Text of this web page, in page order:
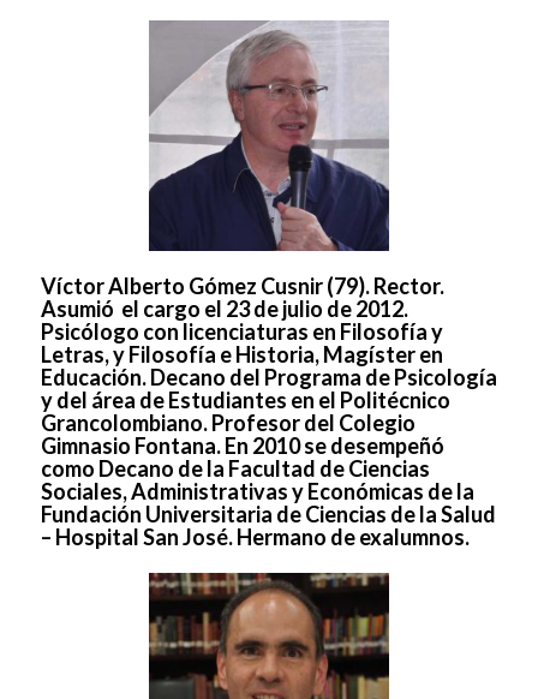
Víctor Alberto Gómez Cusnir (79). Rector.
Asumió el cargo el 23 de julio de 2012.
Psicólogo con licenciaturas en Filosofía y
Letras, y Filosofía e Historia, Magíster en
Educación. Decano del Programa de Psicología
y del área de Estudiantes en el Politécnico
Grancolombiano. Profesor del Colegio
Gimnasio Fontana. En 2010 se desempeñó
como Decano de la Facultad de Ciencias
Sociales, Administrativas y Económicas de la
Fundación Universitaria de Ciencias de la Salud
– Hospital San José. Hermano de exalumnos.